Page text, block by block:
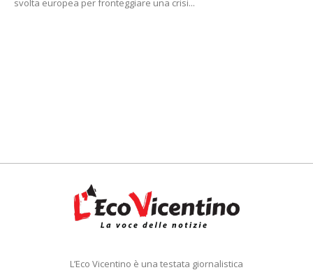
svolta europea per fronteggiare una crisi...
L’Eco Vicentino è una testata giornalistica